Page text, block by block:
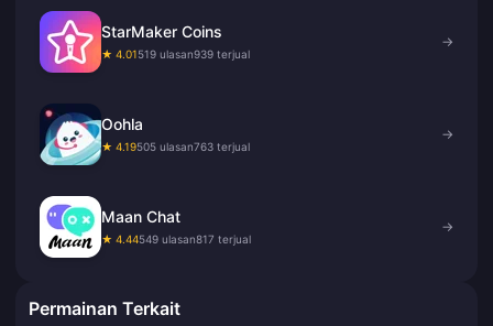
StarMaker Coins
★ 4.01519 ulasan939 terjual
→
Oohla
★ 4.19505 ulasan763 terjual
→
Maan Chat
★ 4.44549 ulasan817 terjual
→
Permainan Terkait